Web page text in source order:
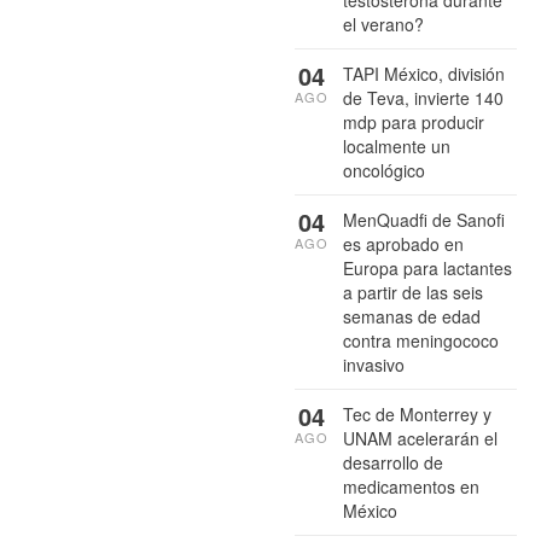
el verano?
TAPI México, división
de Teva, invierte 140
mdp para producir
localmente un
oncológico
04
AGO
MenQuadfi de Sanofi
es aprobado en
Europa para lactantes
a partir de las seis
semanas de edad
contra meningococo
invasivo
04
AGO
Tec de Monterrey y
UNAM acelerarán el
desarrollo de
medicamentos en
México
04
AGO